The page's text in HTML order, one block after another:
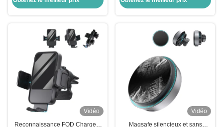
tripartite
téléphone
Vidéo
Reconnaissance FOD Chargeur
Vidéo
Magsafe silencieux et sans